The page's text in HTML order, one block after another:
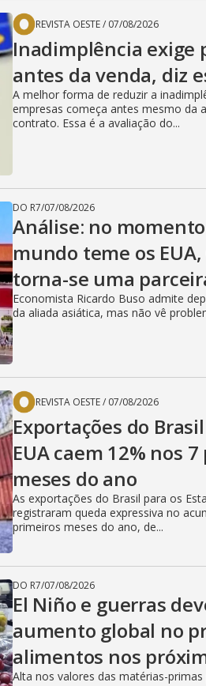
REVISTA OESTE/ 07/08/2026
Inadimplência exige
antes da venda, diz
A melhor forma de reduzir a
empresas começa antes mesmo da
contrato. Essa é a avaliação do...
DO R7/07/08/2026
Análise: no
mundo teme os
torna-se uma
Economista Ricardo Buso admite
da aliada asiática, mas não vê
REVISTA OESTE/ 07/08/2026
Exportações do
EUA caem 12% nos
meses do ano
As exportações do Brasil para os
registraram queda expressiva no
primeiros meses do ano, de...
DO R7/07/08/2026
El Niño e guerras
aumento global no
alimentos nos
Alta nos valores das matérias-